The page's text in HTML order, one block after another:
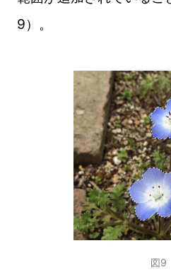
9）。
図9